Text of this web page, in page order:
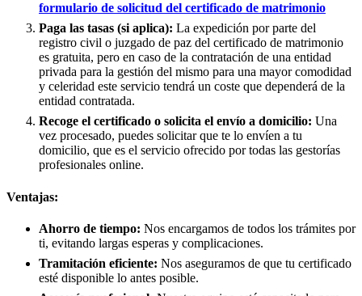
formulario de solicitud del certificado de matrimonio
Paga las tasas (si aplica): La expedición por parte del
registro civil o juzgado de paz del certificado de matrimonio
es gratuita, pero en caso de la contratación de una entidad
privada para la gestión del mismo para una mayor comodidad
y celeridad este servicio tendrá un coste que dependerá de la
entidad contratada.
Recoge el certificado o solicita el envío a domicilio: Una
vez procesado, puedes solicitar que te lo envíen a tu
domicilio, que es el servicio ofrecido por todas las gestorías
profesionales online.
Ventajas:
Ahorro de tiempo: Nos encargamos de todos los trámites por
ti, evitando largas esperas y complicaciones.
Tramitación eficiente: Nos aseguramos de que tu certificado
esté disponible lo antes posible.